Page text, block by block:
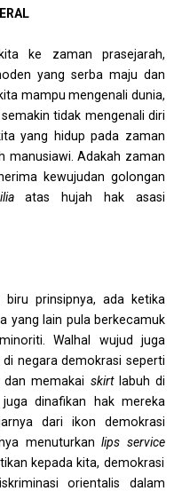
ke zaman prasejarah,
yang serba maju dan
mampu mengenali dunia,
tidak mengenali diri
yang hidup pada zaman
manusiawi. Adakah zaman
kewujudan golongan
atas hujah hak asasi
prinsipnya, ada ketika
yang lain pula berkecamuk
Walhal wujud juga
negara demokrasi seperti
memakai skirt labuh di
dinafikan hak mereka
dari ikon demokrasi
menuturkanlips service
kepada kita, demokrasi
orientalis dalam